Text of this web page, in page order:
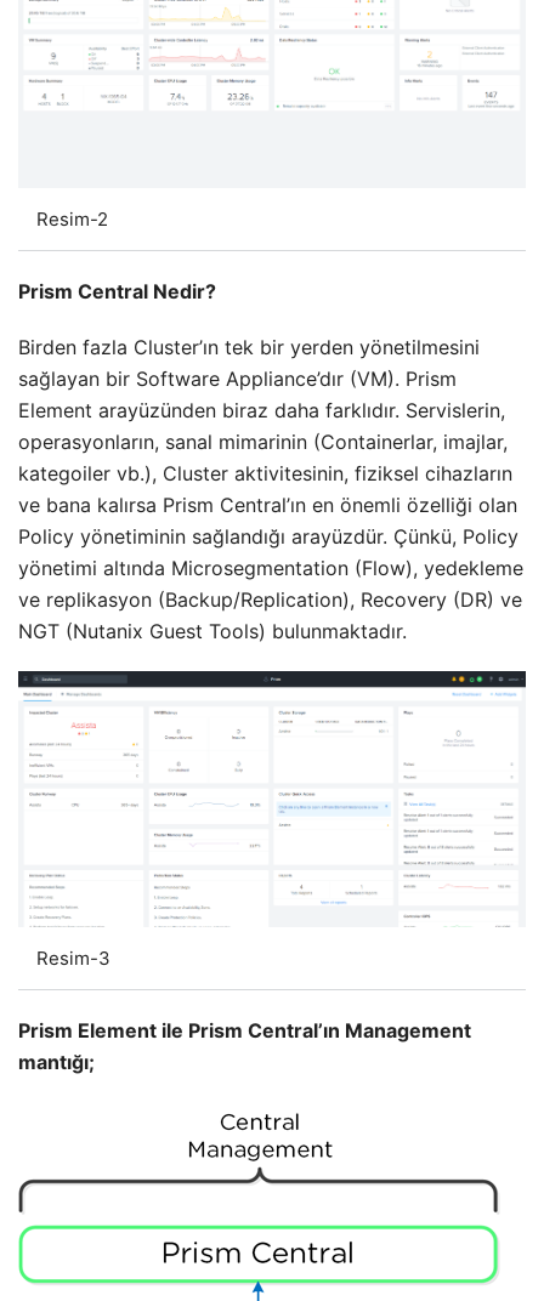
Resim-2
Prism Central Nedir?
Birden fazla Cluster’ın tek bir yerden yönetilmesini
sağlayan bir Software Appliance’dır (VM). Prism
Element arayüzünden biraz daha farklıdır. Servislerin,
operasyonların, sanal mimarinin (Containerlar, imajlar,
kategoiler vb.), Cluster aktivitesinin, fiziksel cihazların
ve bana kalırsa Prism Central’ın en önemli özelliği olan
Policy yönetiminin sağlandığı arayüzdür. Çünkü, Policy
yönetimi altında Microsegmentation (Flow), yedekleme
ve replikasyon (Backup/Replication), Recovery (DR) ve
NGT (Nutanix Guest Tools) bulunmaktadır.
Resim-3
Prism Element ile Prism Central’ın Management
mantığı;